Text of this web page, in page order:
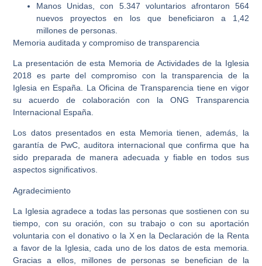
Manos Unidas, con 5.347 voluntarios afrontaron 564
nuevos proyectos en los que beneficiaron a 1,42
millones de personas.
Memoria auditada y compromiso de transparencia
La presentación de esta Memoria de Actividades de la Iglesia
2018 es parte del compromiso con la transparencia de la
Iglesia en España. La Oficina de Transparencia tiene en vigor
su acuerdo de colaboración con la ONG Transparencia
Internacional España.
Los datos presentados en esta Memoria tienen, además, la
garantía de PwC, auditora internacional que confirma que ha
sido preparada de manera adecuada y fiable en todos sus
aspectos significativos.
Agradecimiento
La Iglesia agradece a todas las personas que sostienen con su
tiempo, con su oración, con su trabajo o con su aportación
voluntaria con el donativo o la X en la Declaración de la Renta
a favor de la Iglesia, cada uno de los datos de esta memoria.
Gracias a ellos, millones de personas se benefician de la